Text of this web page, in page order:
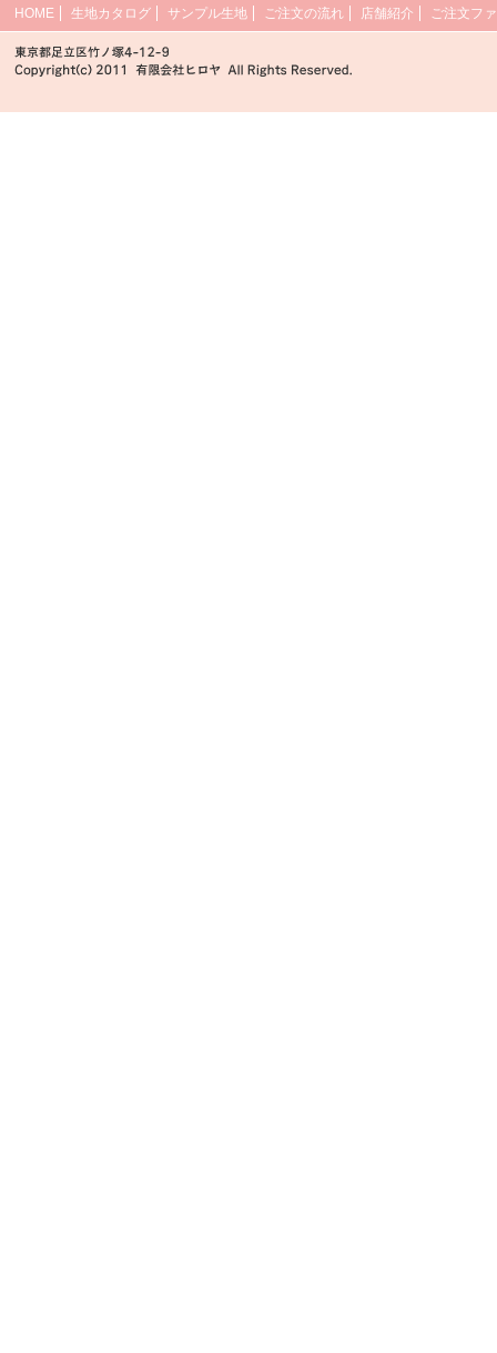
HOME 生地カタログ サンプル生地 ご注文の流れ 店舗紹介 ご注文フ